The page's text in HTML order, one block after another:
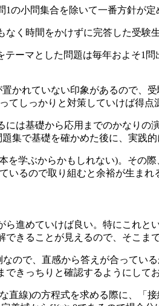
の小問集合を除いて一番方針が
く時間をかけずに完答した受験
ーマとした問題は毎年およそ1
かれていない印象があるので、
しっかりと対策していけば得点
は基礎から応用までのかなり
集で基礎を確かめた後に、実践
を学ぶからかもしれない)。その
いるので取り組むと余裕が生まれ
進めていけば良い。特にこれ
きることが見えるので、そこま
ので、直感から答えが合って
きっちりと確認するようにしてお
直線)の方程式を求める際に、